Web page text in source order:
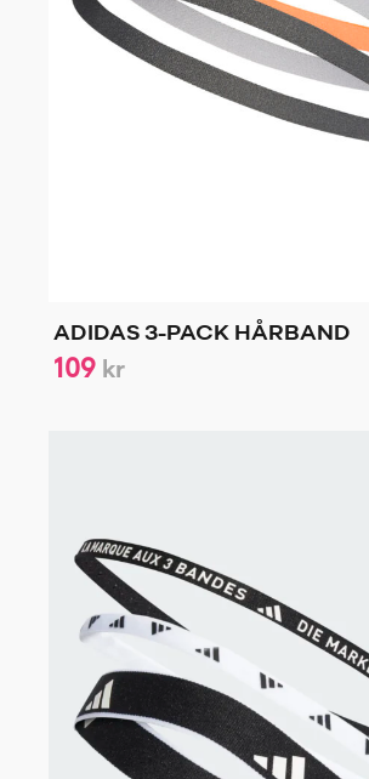
ADIDAS 3-PACK HÅRBAND
109 kr